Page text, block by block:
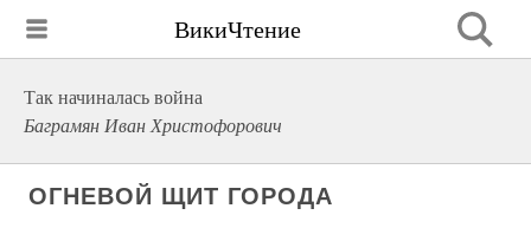
ВикиЧтение
Так начиналась война
Баграмян Иван Христофорович
ОГНЕВОЙ ЩИТ ГОРОДА